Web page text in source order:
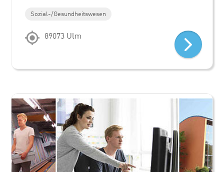
Sozial-/Gesundheitswesen
89073 Ulm